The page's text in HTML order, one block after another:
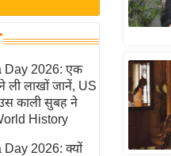
Day 2026: एक
ली लाखों जानें, US
काली सुबह ने
History
2026: क्यों